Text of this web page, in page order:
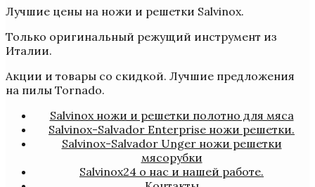
Лучшие цены на ножи и решетки Salvinox.
Только оригинальный режущий инструмент из
Италии.
Акции и товары со скидкой. Лучшие предложения
на пилы Tornado.
Salvinox ножи и решетки полотно для мяса
Salvinox-Salvador Enterprise ножи решетки.
Salvinox-Salvador Unger ножи решетки
мясорубки
Salvinox24 о нас и нашей работе.